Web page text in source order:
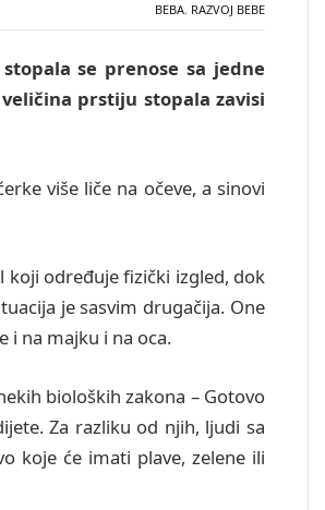
BEBA, RAZVOJ BEBE
se prenose sa jedne
prstiju stopala zavisi
više liče na očeve, a sinovi
koji određuje fizički izgled, dok
je sasvim drugačija. One
i na majku i na oca.
bioloških zakona – Gotovo
Za razliku od njih, ljudi sa
koje će imati plave, zelene ili